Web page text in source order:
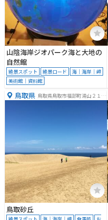
山陰海岸ジオパーク海と大地の
自然館
絶景スポット 絶景ロード
海｜海岸｜岬
美術館｜資料館
鳥取県 鳥取県鳥取市福部町湯山２１６
鳥取砂丘